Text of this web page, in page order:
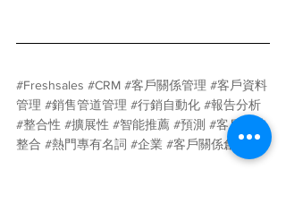
#Freshsales #CRM #客戶關係管理 #客戶資料
管理 #銷售管道管理 #行銷自動化 #報告分析
#整合性 #擴展性 #智能推薦 #預測 #客戶支持
整合 #熱門專有名詞 #企業 #客戶關係創建法